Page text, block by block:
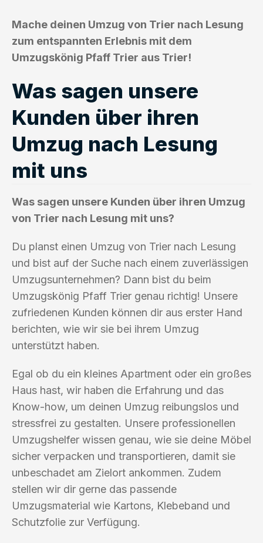
Mache deinen Umzug von Trier nach Lesung
zum entspannten Erlebnis mit dem
Umzugskönig Pfaff Trier aus Trier!
Was sagen unsere
Kunden über ihren
Umzug nach Lesung
mit uns
Was sagen unsere Kunden über ihren Umzug
von Trier nach Lesung mit uns?
Du planst einen Umzug von Trier nach Lesung
und bist auf der Suche nach einem zuverlässigen
Umzugsunternehmen? Dann bist du beim
Umzugskönig Pfaff Trier genau richtig! Unsere
zufriedenen Kunden können dir aus erster Hand
berichten, wie wir sie bei ihrem Umzug
unterstützt haben.
Egal ob du ein kleines Apartment oder ein großes
Haus hast, wir haben die Erfahrung und das
Know-how, um deinen Umzug reibungslos und
stressfrei zu gestalten. Unsere professionellen
Umzugshelfer wissen genau, wie sie deine Möbel
sicher verpacken und transportieren, damit sie
unbeschadet am Zielort ankommen. Zudem
stellen wir dir gerne das passende
Umzugsmaterial wie Kartons, Klebeband und
Schutzfolie zur Verfügung.